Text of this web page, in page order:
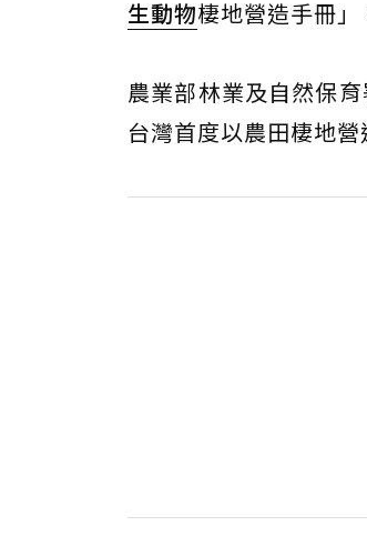
生動物棲地營造手冊
農業部林業及自然保
台灣首度以農田棲地